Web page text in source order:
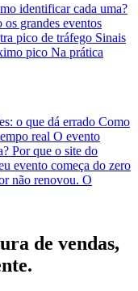
identificar cada uma?
os grandes eventos
pico de tráfego Sinais
pico Na prática
o que dá errado Como
real O evento
Por que o site do
evento começa do zero
não renovou. O
de vendas,
.